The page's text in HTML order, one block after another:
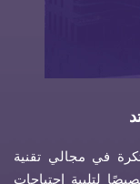
في مجالي تقنية
لتلبية احتياجات